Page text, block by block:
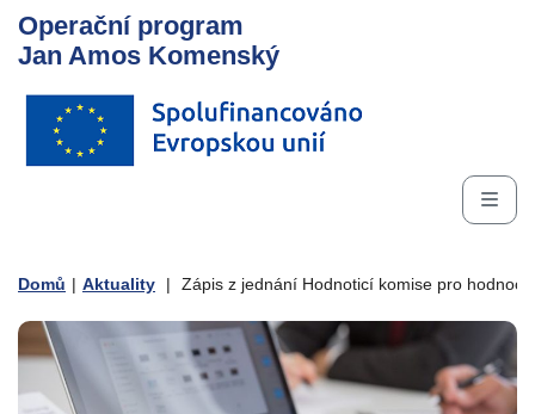
Operační program
Jan Amos Komenský
Domů | Aktuality | Zápis z jednání Hodnoticí komise pro